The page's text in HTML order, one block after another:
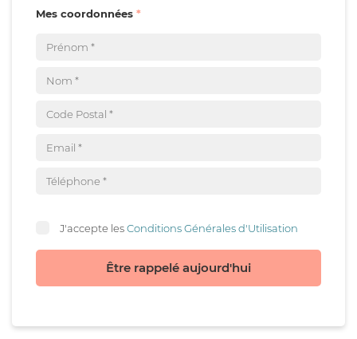
Mes coordonnées
J'accepte lesConditions Générales d'Utilisation
Être rappelé aujourd'hui